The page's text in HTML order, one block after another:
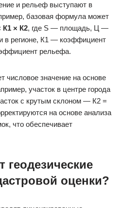
и рельеф выступают в
базовая формула может
К1 × К2, где S — площадь, Ц —
в регионе, К1 — коэффициент
рельефа.
числовое значение на основе
участок в центре города
с крутым склоном — К2 =
на основе анализа
что обеспечивает
геодезические
оценки?